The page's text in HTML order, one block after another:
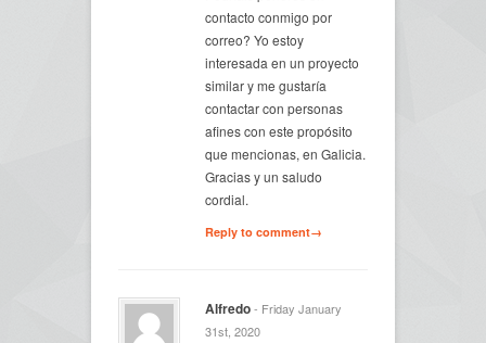
contacto conmigo por
correo? Yo estoy
interesada en un proyecto
similar y me gustaría
contactar con personas
afines con este propósito
que mencionas, en Galicia.
Gracias y un saludo
cordial.
Reply to comment→
Alfredo- Friday January
31st, 2020